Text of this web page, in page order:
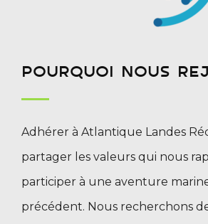
pourquoi nous
Adhérer à Atlantique Landes
partager les valeurs qui nous
participer à une aventure
précédent. Nous recherchons